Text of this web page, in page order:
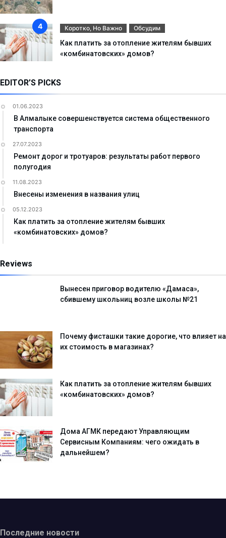
Коротко, Но Важно Обсудим
Как платить за отопление жителям бывших
«комбинатовских» домов?
EDITOR’S PICKS
01.06.2023
В Алмалыке совершенствуется система общественного
транспорта
27.07.2023
Ремонт дорог и тротуаров: результаты работ первого
полугодия
11.08.2023
Внесены изменения в названия улиц
05.12.2023
Как платить за отопление жителям бывших
«комбинатовских» домов?
Reviews
Вынесен приговор водителю «Дамаса»,
сбившему школьниц возле школы №21
Почему фисташки такие дорогие, что влияет на
их стоимость в магазинах?
Как платить за отопление жителям бывших
«комбинатовских» домов?
Дома АГМК передают Управляющим
Сервисным Компаниям: чего ожидать в
дальнейшем?
Последние новости